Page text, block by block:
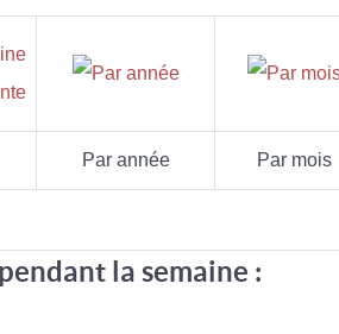
Par année Par mois
la semaine :